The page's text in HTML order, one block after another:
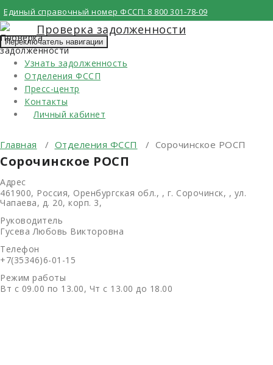
Перейти
к
содержимому
Единый справочный номер ФССП: 8 800 301-78-09
Проверка задолженности
Переключатель навигации
Узнать задолженность
Отделения ФССП
Пресс-центр
Контакты
Личный кабинет
Главная / Отделения ФССП / Сорочинское РОСП
Сорочинское РОСП
Адрес
461900, Россия, Оренбургская обл., , г. Сорочинск, , ул.
Чапаева, д. 20, корп. 3,
Руководитель
Гусева Любовь Викторовна
Телефон
+7(35346)6-01-15
Режим работы
Вт с 09.00 по 13.00, Чт с 13.00 до 18.00